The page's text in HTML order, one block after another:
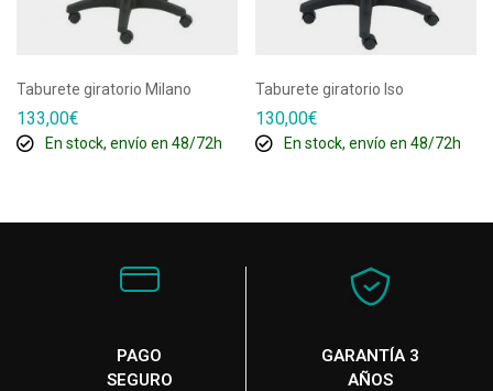
Taburete giratorio Milano
133,00€
En stock, envío en 48/72h
Taburete giratorio Iso
130,00€
En stock, envío en 48/72h
PAGO
SEGURO
GARANTÍA 3
AÑOS